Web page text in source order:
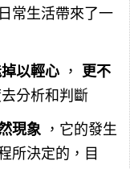
常生活帶來了一
以輕心 ， 更不
分析和判斷
現象 ，它的發生
所決定的，目